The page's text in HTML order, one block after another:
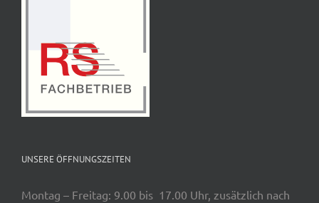
UNSERE ÖFFNUNGSZEITEN
Montag – Freitag: 9.00 bis 17.00 Uhr, zusätzlich nach